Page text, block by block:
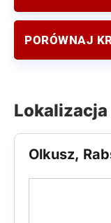
PORÓWNAJ
Lokalizacja
Olkusz,